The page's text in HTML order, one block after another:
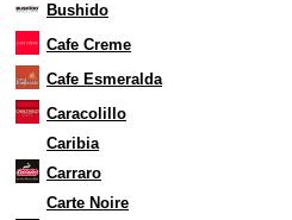
Bushido
Cafe Creme
Cafe Esmeralda
Caracolillo
Caribia
Carraro
Carte Noire